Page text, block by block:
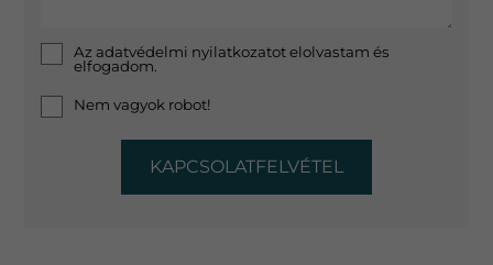
Az adatvédelmi nyilatkozatot elolvastam és
elfogadom.
Nem vagyok robot!
KAPCSOLATFELVÉTEL